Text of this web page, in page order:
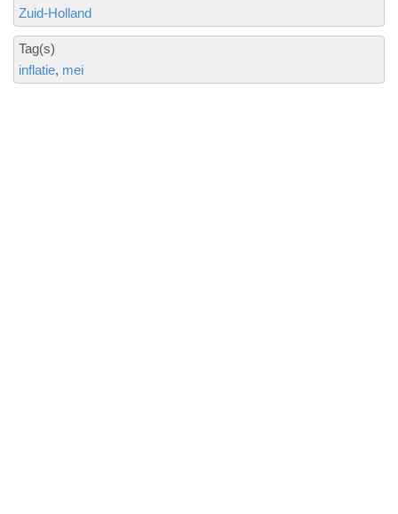
Zuid-Holland
Tag(s)
inflatie mei